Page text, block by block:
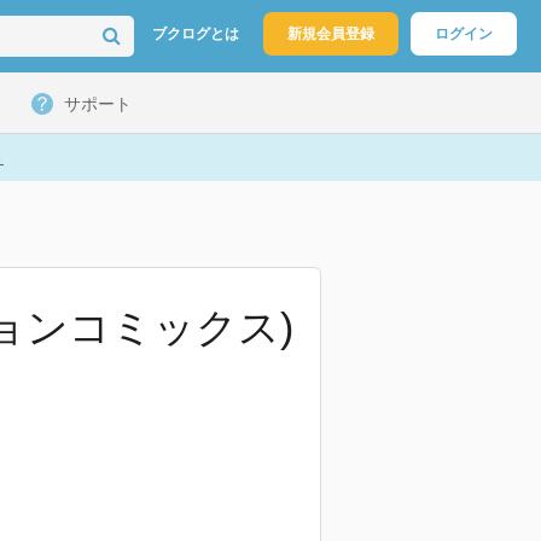
ブクログとは 新規会員登録 ログイン
サポート
ンコミックス)